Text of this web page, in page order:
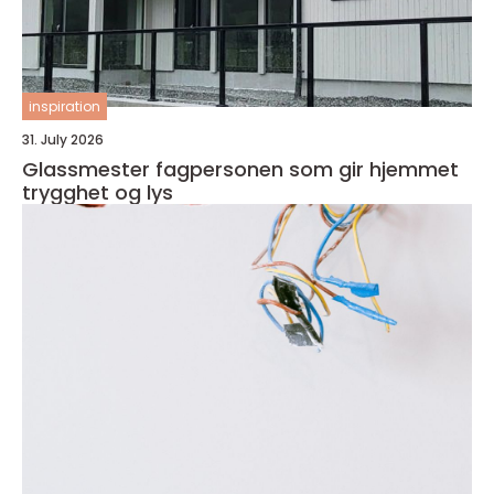
inspiration
31. July 2026
Glassmester fagpersonen som gir hjemmet
trygghet og lys